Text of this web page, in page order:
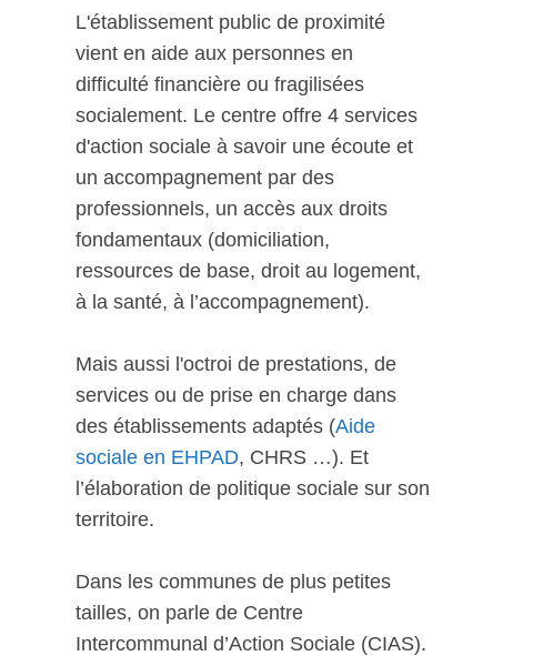
L'établissement public de proximité
vient en aide aux personnes en
difficulté financière ou fragilisées
socialement. Le centre offre 4 services
d'action sociale à savoir une écoute et
un accompagnement par des
professionnels, un accès aux droits
fondamentaux (domiciliation,
ressources de base, droit au logement,
à la santé, à l’accompagnement).
Mais aussi l'octroi de prestations, de
services ou de prise en charge dans
des établissements adaptés (Aide
sociale en EHPAD, CHRS …). Et
l’élaboration de politique sociale sur son
territoire.
Dans les communes de plus petites
tailles, on parle de Centre
Intercommunal d’Action Sociale (CIAS).